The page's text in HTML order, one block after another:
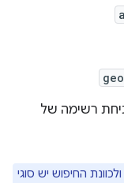
רשימה של
החיפוש יש סוגי